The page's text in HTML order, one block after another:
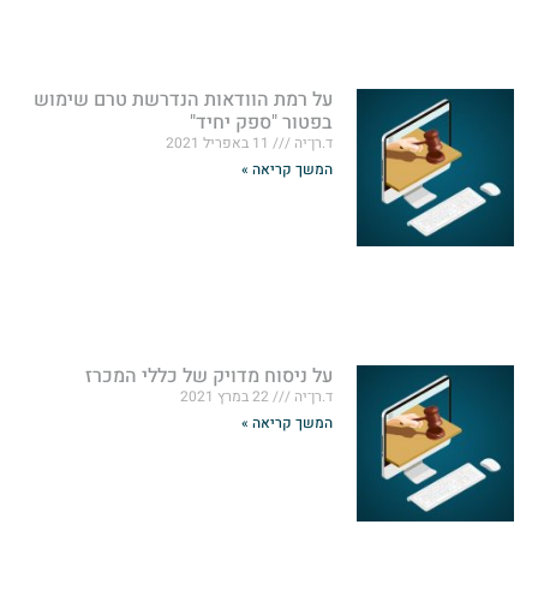
על רמת הוודאות הנדרשת טרם שימוש
בפטור "ספק יחיד"
ד.רן־יה
11 באפריל 2021
המשך קריאה »
על ניסוח מדויק של כללי המכרז
ד.רן־יה
22 במרץ 2021
המשך קריאה »